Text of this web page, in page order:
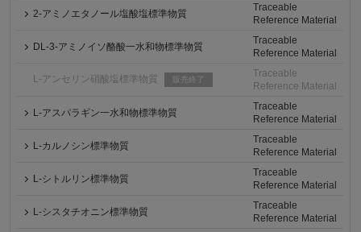
2-アミノエタノール塩酸塩標準物質
Traceable
Reference Material
DL-3-アミノイソ酪酸一水和物標準物質
Traceable
Reference Material
L-アンセリン硝酸塩標準物質 販売終了
Traceable
Reference Material
L-アスパラギン一水和物標準物質
Traceable
Reference Material
L-カルノシン標準物質
Traceable
Reference Material
L-シトルリン標準物質
Traceable
Reference Material
L-シスタチオニン標準物質
Traceable
Reference Material